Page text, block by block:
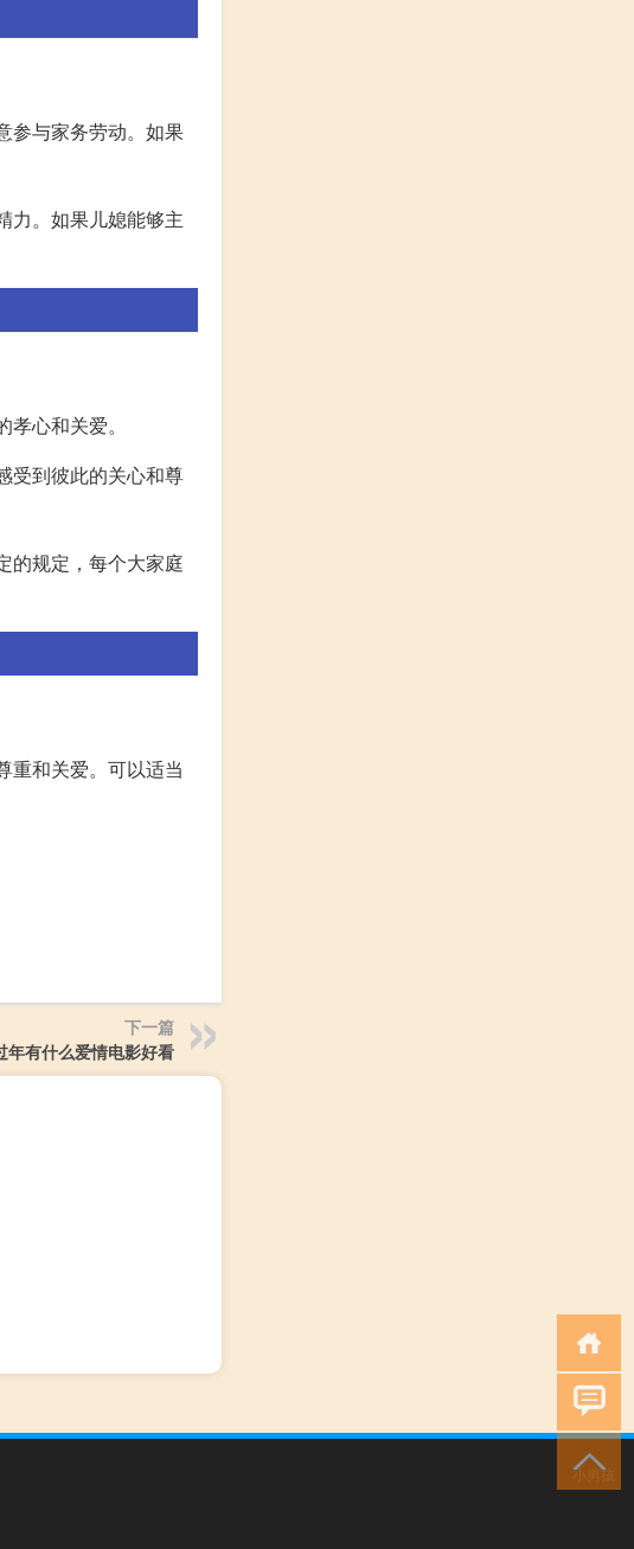
参与家务劳动。如果
力。如果儿媳能够主
心和关爱。
受到彼此的关心和尊
的规定，每个大家庭
重和关爱。可以适当
下一篇
年有什么爱情电影好看
小男孩